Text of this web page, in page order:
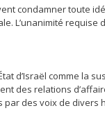
condamner toute
L’unanimité requise
d’Israël comme la
des relations
par des voix de divers